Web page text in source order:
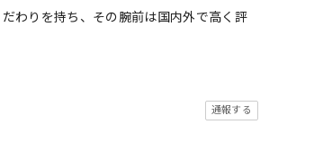
わりを持ち、その腕前は国内外で高く評
通報する